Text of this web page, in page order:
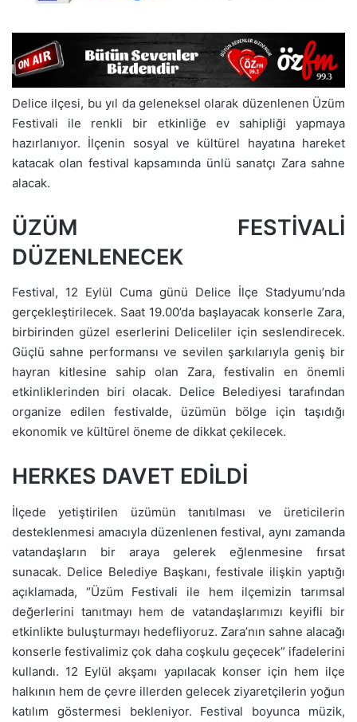
Delice ilçesi, bu yıl da geleneksel olarak düzenlenen Üzüm
Festivali ile renkli bir etkinliğe ev sahipliği yapmaya
hazırlanıyor. İlçenin sosyal ve kültürel hayatına hareket
katacak olan festival kapsamında ünlü sanatçı Zara sahne
alacak.
ÜZÜM FESTİVALİ
DÜZENLENECEK
Festival, 12 Eylül Cuma günü Delice İlçe Stadyumu’nda
gerçekleştirilecek. Saat 19.00’da başlayacak konserle Zara,
birbirinden güzel eserlerini Deliceliler için seslendirecek.
Güçlü sahne performansı ve sevilen şarkılarıyla geniş bir
hayran kitlesine sahip olan Zara, festivalin en önemli
etkinliklerinden biri olacak. Delice Belediyesi tarafından
organize edilen festivalde, üzümün bölge için taşıdığı
ekonomik ve kültürel öneme de dikkat çekilecek.
HERKES DAVET EDİLDİ
İlçede yetiştirilen üzümün tanıtılması ve üreticilerin
desteklenmesi amacıyla düzenlenen festival, aynı zamanda
vatandaşların bir araya gelerek eğlenmesine fırsat
sunacak. Delice Belediye Başkanı, festivale ilişkin yaptığı
açıklamada, “Üzüm Festivali ile hem ilçemizin tarımsal
değerlerini tanıtmayı hem de vatandaşlarımızı keyifli bir
etkinlikte buluşturmayı hedefliyoruz. Zara’nın sahne alacağı
konserle festivalimiz çok daha coşkulu geçecek” ifadelerini
kullandı. 12 Eylül akşamı yapılacak konser için hem ilçe
halkının hem de çevre illerden gelecek ziyaretçilerin yoğun
katılım göstermesi bekleniyor. Festival boyunca müzik,